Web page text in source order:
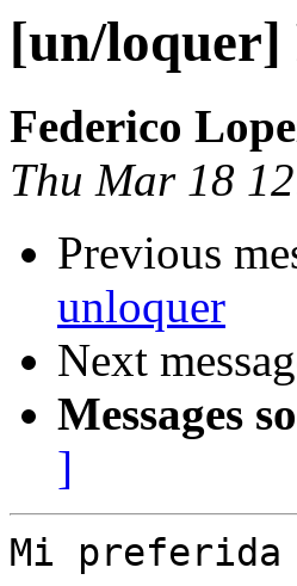
[un/loquer]
Federico
Thu Mar 18
Previous
unloquer
Next
Messages
]
Mi